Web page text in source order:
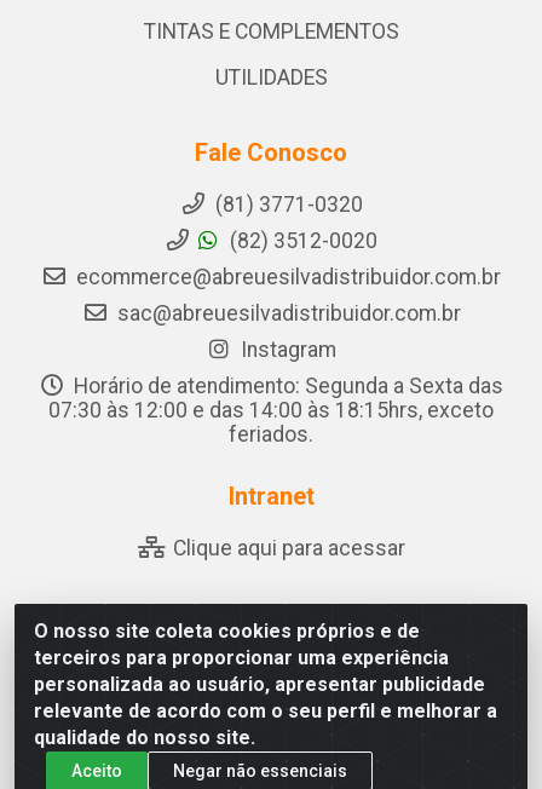
O nosso site coleta cookies próprios e de
terceiros para proporcionar uma experiência
personalizada ao usuário, apresentar publicidade
relevante de acordo com o seu perfil e melhorar a
qualidade do nosso site.
Aceito Negar não essenciais
TINTAS E COMPLEMENTOS
UTILIDADES
Fale Conosco
(81) 3771-0320
(82) 3512-0020
ecommerce@abreuesilvadistribuidor.com.br
sac@abreuesilvadistribuidor.com.br
Instagram
Horário de atendimento: Segunda a Sexta das
07:30 às 12:00 e das 14:00 às 18:15hrs, exceto
feriados.
Intranet
Clique aqui para acessar
Abreu & Silva - Rua Padre Jose de Souza Leite, 265 - Ariado,
Olho D'Água das Flores/AL - CEP 57.442-000 - CNPJ
04.790.656/0001-06